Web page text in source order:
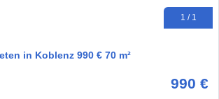
1 / 1
in Koblenz 990 € 70 m²
990 €